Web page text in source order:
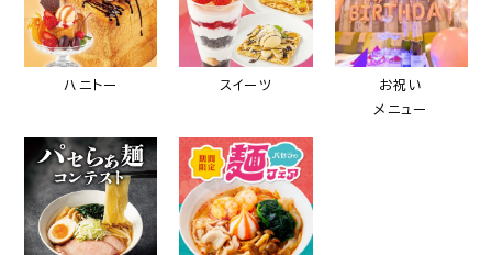
ハニトー スイーツ
お祝い
メニュー